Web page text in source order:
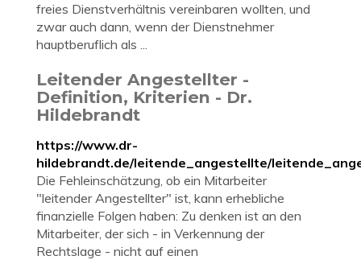
freies Dienstverhältnis vereinbaren wollten, und
zwar auch dann, wenn der Dienstnehmer
hauptberuflich als ...
Leitender Angestellter -
Definition, Kriterien - Dr.
Hildebrandt
https://www.dr-
hildebrandt.de/leitende_angestellte/
Die Fehleinschätzung, ob ein Mitarbeiter
"leitender Angestellter" ist, kann erhebliche
finanzielle Folgen haben: Zu denken ist an den
Mitarbeiter, der sich - in Verkennung der
Rechtslage - nicht auf einen